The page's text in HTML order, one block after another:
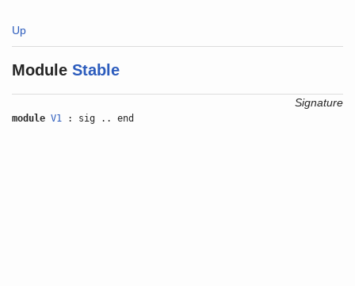
Up
Module Stable
Signature
module V1 : sig .. end